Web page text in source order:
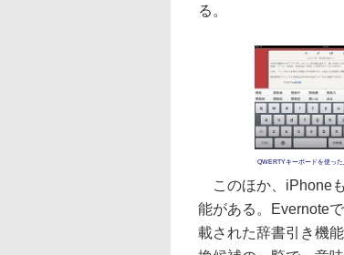
る。
QWERTYキーボードを使った
このほか、iPhone
能がある。Evernote
載された辞書引き機